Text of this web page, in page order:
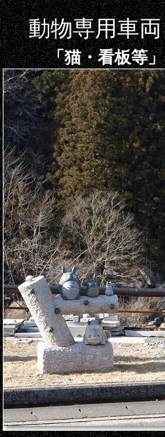
動物専用車両
「猫・看板等」